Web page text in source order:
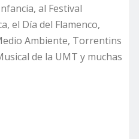
al Festival
el Día del Flamenco,
Ambiente, Torrentins
de la UMT y muchas